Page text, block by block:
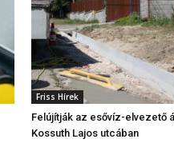
Friss Hírek
Felújítják az esővíz-elvezető
Kossuth Lajos utcában